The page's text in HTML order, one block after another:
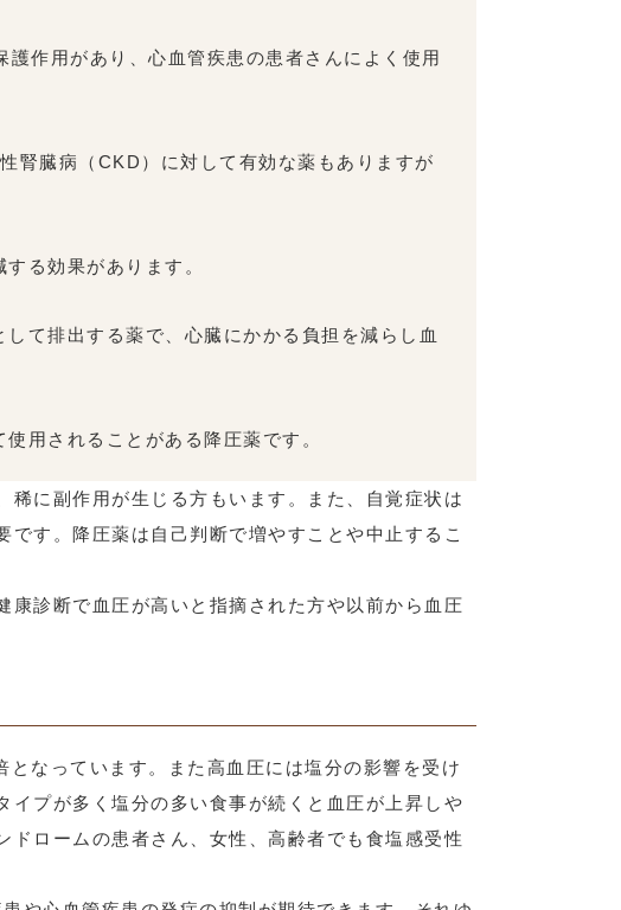
作用があり、心血管疾患の患者さんによく使用
腎臓病（CKD）に対して有効な薬もありますが
る効果があります。
て排出する薬で、心臓にかかる負担を減らし血
用されることがある降圧薬です。
に副作用が生じる方もいます。また、自覚症状は
す。降圧薬は自己判断で増やすことや中止するこ
診断で血圧が高いと指摘された方や以前から血圧
なっています。また高血圧には塩分の影響を受け
プが多く塩分の多い食事が続くと血圧が上昇しや
ロームの患者さん、女性、高齢者でも食塩感受性